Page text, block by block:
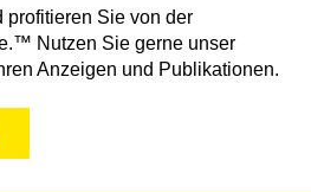
profitieren Sie von der
Nutzen Sie gerne unser
Anzeigen und Publikationen.